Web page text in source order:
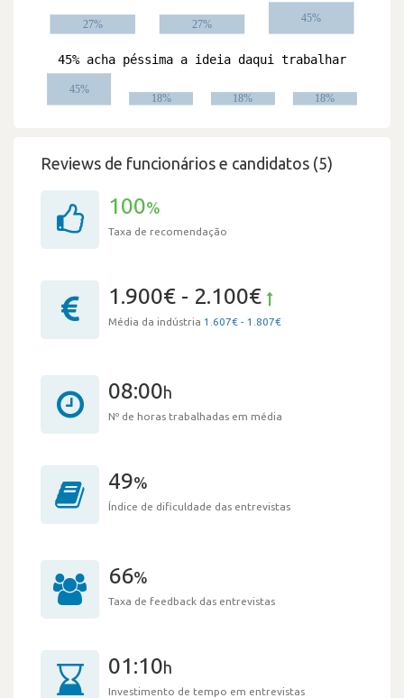
Reviews de funcionários e candidatos (5)
100%
Taxa de recomendação
1.900€ - 2.100€
Média da indústria 1.607€ - 1.807€
08:00h
Nº de horas trabalhadas em média
49%
Índice de dificuldade das entrevistas
66%
Taxa de feedback das entrevistas
01:10h
Investimento de tempo em entrevistas